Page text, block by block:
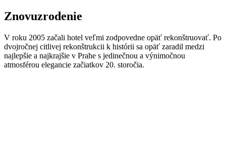
Znovuzrodenie
V roku 2005 začali hotel veľmi zodpovedne opäť rekonštruovať. Po
dvojročnej citlivej rekonštrukcii k histórii sa opäť zaradil medzi
najlepšie a najkrajšie v Prahe s jedinečnou a výnimočnou
atmosférou elegancie začiatkov 20. storočia.